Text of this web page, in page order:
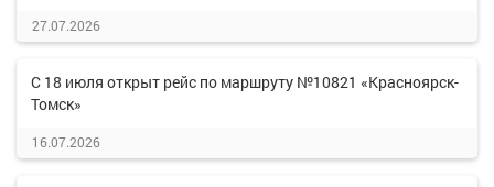
27.07.2026
С 18 июля открыт рейс по маршруту №10821 «Красноярск-
Томск»
16.07.2026